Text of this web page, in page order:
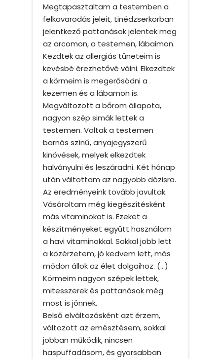
Megtapasztaltam a testemben a
felkavarodás jeleit, tinédzserkorban
jelentkező pattanások jelentek meg
az arcomon, a testemen, lábaimon.
Kezdtek az allergiás tüneteim is
kevésbé érezhetővé válni. Elkezdtek
a körmeim is megerősödni a
kezemen és a lábamon is.
Megváltozott a bőröm állapota,
nagyon szép simák lettek a
testemen. Voltak a testemen
barnás színű, anyajegyszerű
kinövések, melyek elkezdtek
halványulni és leszáradni. Két hónap
után váltottam az nagyobb dózisra.
Az eredményeink tovább javultak.
Vásároltam még kiegészítésként
más vitaminokat is. Ezeket a
készítményeket együtt használom
a havi vitaminokkal. Sokkal jobb lett
a közérzetem, jó kedvem lett, más
módon állok az élet dolgaihoz. (…)
Körmeim nagyon szépek lettek,
mitesszerek és pattanások még
most is jönnek.
Belső elváltozásként azt érzem,
változott az emésztésem, sokkal
jobban működik, nincsen
haspuffadásom, és gyorsabban